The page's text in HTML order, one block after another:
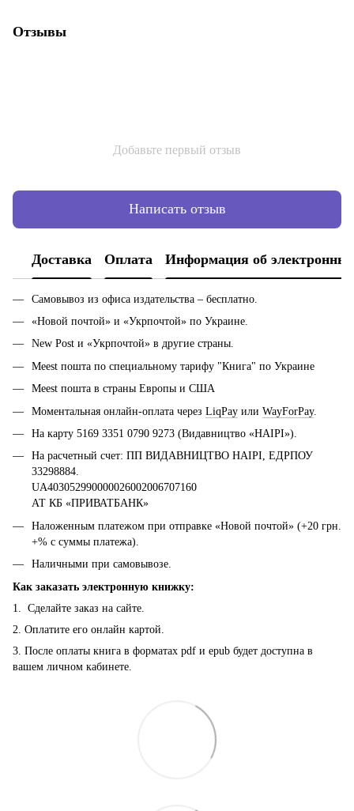
Отзывы
Добавьте первый отзыв
Написать отзыв
Доставка Оплата Информация об
Самовывоз из офиса издательства – бесплатно.
«Новой почтой» и «Укрпочтой» по Украине.
New Post и «Укрпочтой» в другие страны.
Meest пошта по специальному тарифу "Книга" по Украине
Meest пошта в страны Европы и США
Моментальная онлайн-оплата через LiqPay или WayForPay.
На карту 5169 3351 0790 9273 (Видавництво «НАІРІ»).
На расчетный счет: ПП ВИДАВНИЦТВО НАІРІ, ЕДРПОУ
33298884.
UA403052990000026002006707160
АТ КБ «ПРИВАТБАНК»
Наложенным платежом при отправке «Новой почтой» (+20 грн.
+% с суммы платежа).
Наличными при самовывозе.
Как заказать электронную книжку:
1. Сделайте заказ на сайте.
2. Оплатите его онлайн картой.
3. После оплаты книга в форматах pdf и epub будет доступна в
вашем личном кабинете.